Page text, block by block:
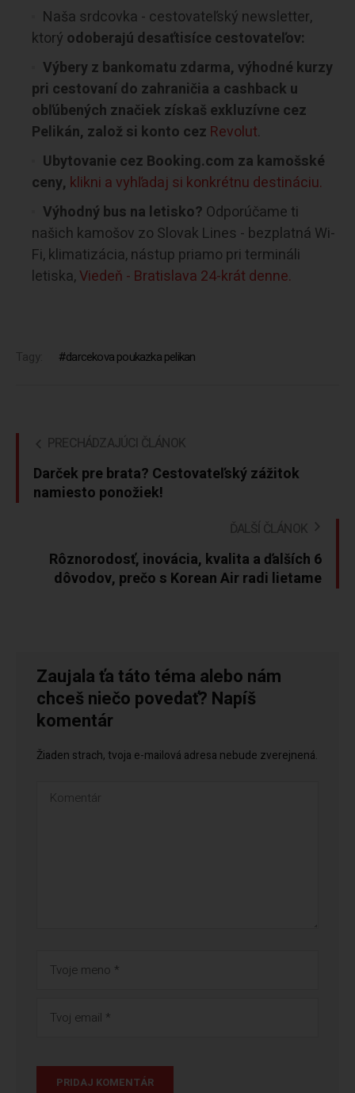
Naša srdcovka - cestovateľský newsletter,
ktorý odoberajú desaťtisíce cestovateľov:
Výbery z bankomatu zdarma, výhodné kurzy
pri cestovaní do zahraničia a cashback u
obľúbených značiek získaš exkluzívne cez
Pelikán, založ si konto cez Revolut.
Ubytovanie cez Booking.com za kamošské
ceny, klikni a vyhľadaj si konkrétnu destináciu.
Výhodný bus na letisko? Odporúčame ti
našich kamošov zo Slovak Lines - bezplatná Wi-
Fi, klimatizácia, nástup priamo pri termináli
letiska,Viedeň - Bratislava 24-krát denne.
Tagy: darcekova poukazka pelikan
PRECHÁDZAJÚCI ČLÁNOK
Darček pre brata? Cestovateľský zážitok
namiesto ponožiek!
ĎALŠÍ ČLÁNOK
Rôznorodosť, inovácia, kvalita a ďalších 6
dôvodov, prečo s Korean Air radi lietame
Zaujala ťa táto téma alebo nám
chceš niečo povedať? Napíš
komentár
Žiaden strach, tvoja e-mailová adresa nebude zverejnená.